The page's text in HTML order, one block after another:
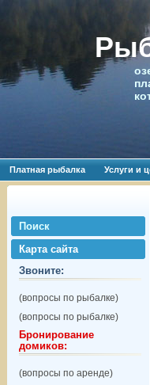
Платная рыбалка Услуги и
Поиск
Карта сайта
Звоните:
(вопросы по рыбалке)
(вопросы по рыбалке)
Бронирование
домиков:
(вопросы по аренде)